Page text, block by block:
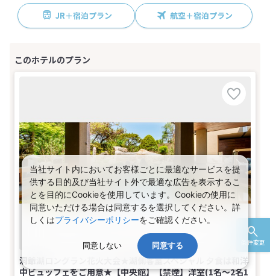
条件変更
JR＋宿泊プラン 航空＋宿泊プラン
洞爺湖ロングラン花火大会★湖側客室スペシャル 夕食は和洋
中ビュッフェをご用意★【中央館】【禁煙】洋室(1名～2名1
当社サイト内においてお客様ごとに最適なサービスを提
供する目的及び当社サイト外で最適な広告を表示するこ
とを目的にCookieを使用しています。Cookieの使用に
同意いただける場合は同意するを選択してください。詳
しくはプライバシーポリシーをご確認ください。
同意しない 同意する